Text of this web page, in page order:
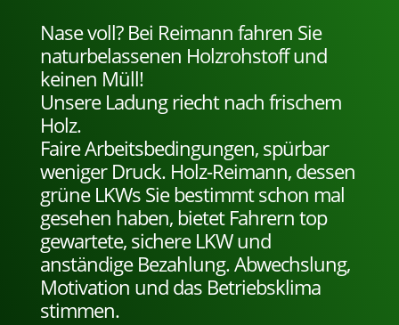
Nase voll? Bei Reimann fahren Sie
naturbelassenen Holzrohstoff und
keinen Müll!
Unsere Ladung riecht nach frischem
Holz.
Faire Arbeitsbedingungen, spürbar
weniger Druck. Holz-Reimann, dessen
grüne LKWs Sie bestimmt schon mal
gesehen haben, bietet Fahrern top
gewartete, sichere LKW und
anständige Bezahlung. Abwechslung,
Motivation und das Betriebsklima
stimmen.